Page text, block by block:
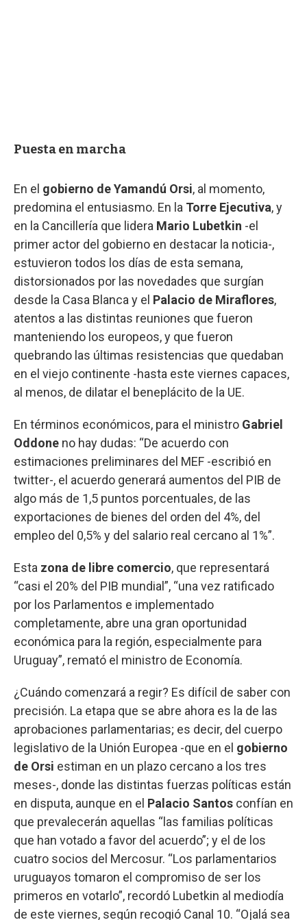
Puesta en marcha
En el gobierno de Yamandú Orsi, al momento,
predomina el entusiasmo. En la Torre Ejecutiva, y
en la Cancillería que lidera Mario Lubetkin -el
primer actor del gobierno en destacar la noticia-,
estuvieron todos los días de esta semana,
distorsionados por las novedades que surgían
desde la Casa Blanca y el Palacio de Miraflores,
atentos a las distintas reuniones que fueron
manteniendo los europeos, y que fueron
quebrando las últimas resistencias que quedaban
en el viejo continente -hasta este viernes capaces,
al menos, de dilatar el beneplácito de la UE.
En términos económicos, para el ministro Gabriel
Oddone no hay dudas: “De acuerdo con
estimaciones preliminares del MEF -escribió en
twitter-, el acuerdo generará aumentos del PIB de
algo más de 1,5 puntos porcentuales, de las
exportaciones de bienes del orden del 4%, del
empleo del 0,5% y del salario real cercano al 1%”.
Esta zona de libre comercio, que representará
“casi el 20% del PIB mundial”, “una vez ratificado
por los Parlamentos e implementado
completamente, abre una gran oportunidad
económica para la región, especialmente para
Uruguay”, remató el ministro de Economía.
¿Cuándo comenzará a regir? Es difícil de saber con
precisión. La etapa que se abre ahora es la de las
aprobaciones parlamentarias; es decir, del cuerpo
legislativo de la Unión Europea -que en el gobierno
de Orsi estiman en un plazo cercano a los tres
meses-, donde las distintas fuerzas políticas están
en disputa, aunque en el Palacio Santos confían en
que prevalecerán aquellas “las familias políticas
que han votado a favor del acuerdo”; y el de los
cuatro socios del Mercosur. “Los parlamentarios
uruguayos tomaron el compromiso de ser los
primeros en votarlo”, recordó Lubetkin al mediodía
de este viernes, según recogió Canal 10. “Ojalá sea